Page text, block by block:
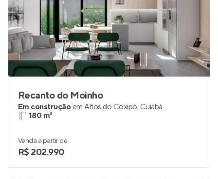
Recanto do Moinho
Em construção em Altos do Coxipó, Cuiabá
180 m²
Venda a partir de
R$ 202.990